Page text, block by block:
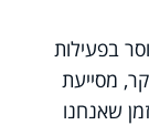
בפעילות
מסייעת
שאנחנו